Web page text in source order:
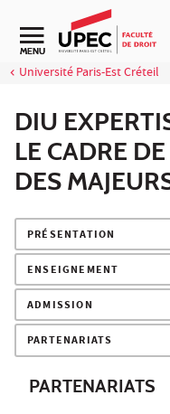
Aller au contenu
Navigation secondaire
MENU
Université Paris-Est Créteil
DIU
LE CADRE
DES
PRÉSENTATION
ENSEIGNEMENT
ADMISSION
PARTENARIATS
PARTENARIATS